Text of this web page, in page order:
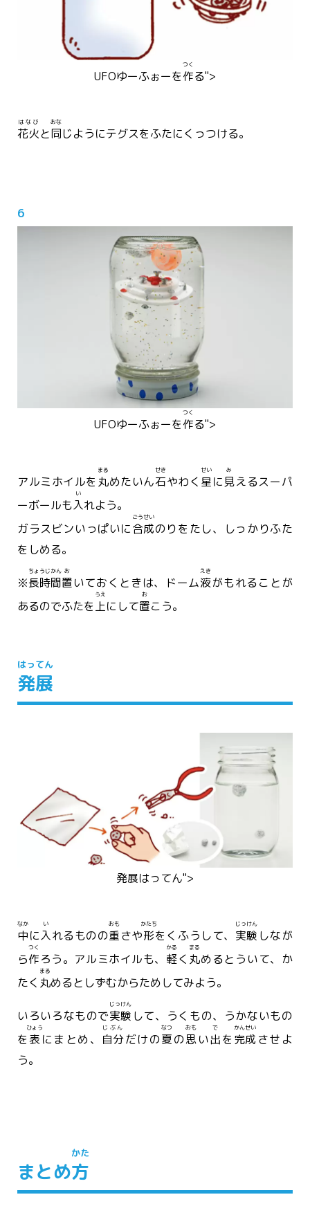
UFOゆーふぉーを作
つく
る">
花火
はなび
と同
おな
じようにテグスをふたにくっつける。
6
UFOゆーふぉーを作
つく
る">
アルミホイルを 丸
まる
めたいん石
せき
やわく 星
せい
に見
み
えるスーパ
ーボールも入
い
れよう。
ガラスビンいっぱいに合成
ごうせい
のりをたし、しっかりふた
をしめる。
※長時間
ちょうじかん
置
お
いておくときは、ドーム液
えき
がもれることが
あるのでふたを 上
うえ
にして置
お
こう。
発展
はってん
発展はってん">
中
なか
に入
い
れるものの重
おも
さや形
かたち
をくふうして、 実験
じっけん
しなが
ら作
つく
ろう。アルミホイルも、 軽
かる
く 丸
まる
めるとういて、か
たく 丸
まる
めるとしずむからためしてみよう。
いろいろなもので実験
じっけん
して、うくもの、うかないもの
を表
ひょう
にまとめ、 自分
じぶん
だけの夏
なつ
の思
おも
い出
で
を 完成
かんせい
させよ
う。
まとめ方
かた